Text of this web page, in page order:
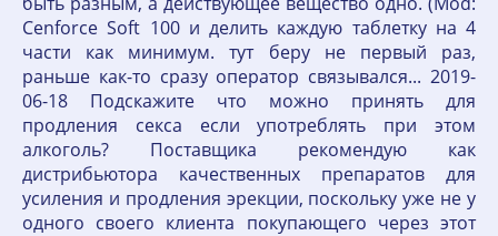
Cenforce Soft 100 и делить каждую таблетку на 4
части как минимум. тут беру не первый раз,
раньше как-то сразу оператор связывался... 2019-
06-18 Подскажите что можно принять для
продления секса если употреблять при этом
алкоголь? Поставщика рекомендую как
дистрибьютора качественных препаратов для
усиления и продления эрекции, поскольку уже не у
одного своего клиента покупающего через этот